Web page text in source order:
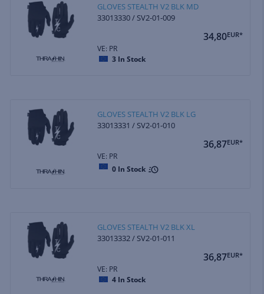
GLOVES STEALTH V2 BLK MD
33013330 / SV2-01-009
34,80EUR*
VE: PR
3 In Stock
GLOVES STEALTH V2 BLK LG
33013331 / SV2-01-010
36,87EUR*
VE: PR
0 In Stock
GLOVES STEALTH V2 BLK XL
33013332 / SV2-01-011
36,87EUR*
VE: PR
4 In Stock